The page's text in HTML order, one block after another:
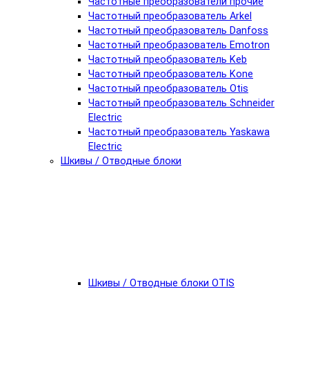
Частотный преобразователь Arkel
Частотный преобразователь Danfoss
Частотный преобразователь Emotron
Частотный преобразователь Keb
Частотный преобразователь Kone
Частотный преобразователь Otis
Частотный преобразователь Schneider
Electric
Частотный преобразователь Yaskawa
Electric
Шкивы / Отводные блоки
Шкивы / Отводные блоки OTIS